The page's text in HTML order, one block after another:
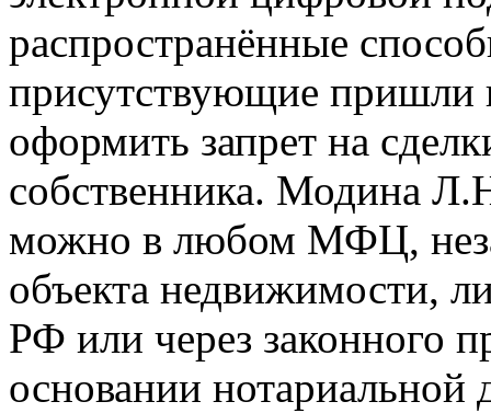
распространённые
присутствующие пришли
оформить запрет на
собственника. Модина
можно в любом МФЦ,
объекта недвижимости,
РФ или через законного
основании нотариальной